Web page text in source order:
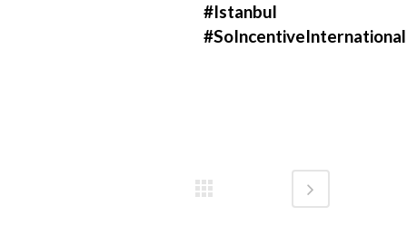
#Istanbul
#SoIncentiveInternational